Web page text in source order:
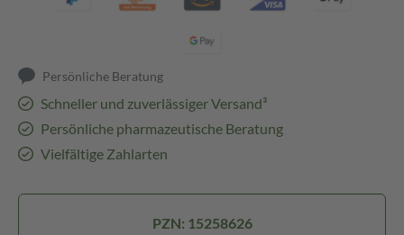
Persönliche Beratung
Schneller und zuverlässiger Versand³
Persönliche pharmazeutische Beratung
Vielfältige Zahlarten
PZN: 15258626